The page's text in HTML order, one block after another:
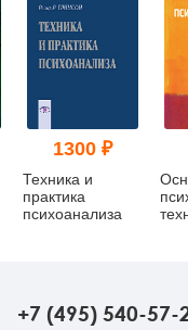
1300 ₽
Техника и
практика
психоанализа
+7 (495) 540-57-